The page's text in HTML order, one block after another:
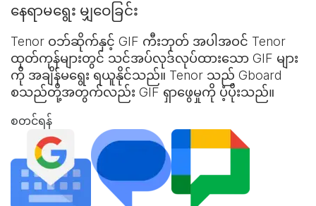
နေရာမရွေး မျှဝေခြင်း
Tenor ဝဘ်ဆိုက်နှင့် GIF ကီးဘုတ် အပါအဝင် Tenor
ထုတ်ကုန်များတွင် သင်အပ်လုဒ်လုပ်ထားသော GIF များ
ကို အချိန်မရွေး ရယူနိုင်သည်။ Tenor သည် Gboard
စသည်တို့အတွက်လည်း GIF ရှာဖွေမှုကို ပံ့ပိုးသည်။
စတင်ရန်